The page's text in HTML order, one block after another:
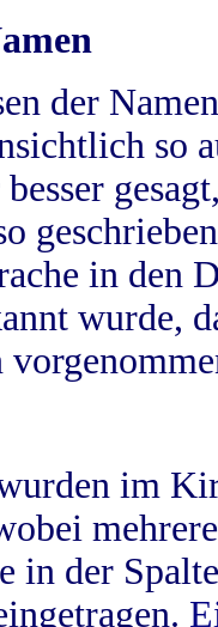
der
so
in
wurde,
im
in der